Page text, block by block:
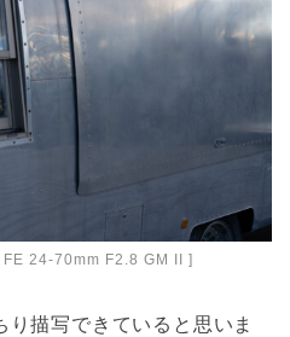
24-70mm F2.8 GM II ]
描写できていると思いま